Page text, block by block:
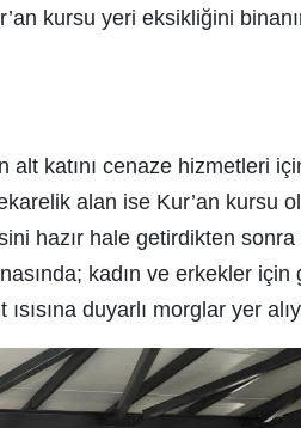
kursu yeri eksikliğini
alt katını cenaze hizmetleri
alan ise Kur’an kursu
hazır hale getirdikten sonra
kadın ve erkekler için
duyarlı morglar yer